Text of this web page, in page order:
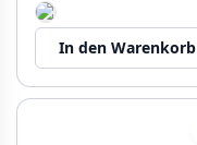
In den Warenkorb